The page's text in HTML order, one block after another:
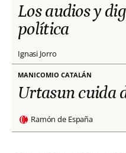
Los audios y
política
Ignasi Jorro
MANICOMIO CATALÁN
Urtasun cuida
Ramón de España